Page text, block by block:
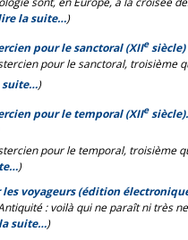
la suite…)
pour le sanctoral (XIIesiècle)
pour le sanctoral, troisième
suite…)
pour le temporal (XIIe
pour le temporal, troisième
)
voyageurs (édition
: voilà qui ne paraît ni très
suite…)